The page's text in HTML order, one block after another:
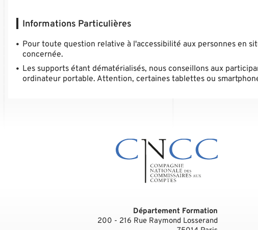
Informations Particulières
Pour toute question relative à l'accessibilité aux personnes en
concernée.
Les supports étant dématérialisés, nous conseillons aux
ordinateur portable. Attention, certaines tablettes ou
Département Formation
200 - 216 Rue Raymond Losserand